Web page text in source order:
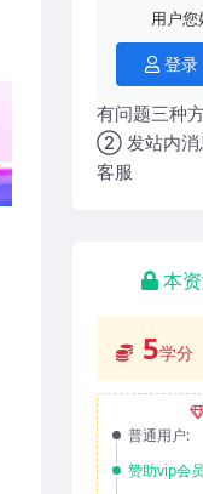
用户您
登录
有问题三种
② 发站内
客服
本
5学分
普通用户:
赞助vip会